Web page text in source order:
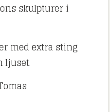
skulpturer i
med extra sting
ljuset.